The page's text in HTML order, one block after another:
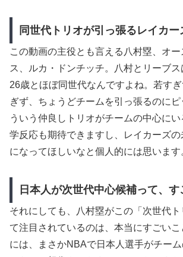
同世代トリオが引っ張るレイカー
この動画の主役とも言える八村塁、オ
ス、ルカ・ドンチッチ。八村とリーブ
26歳とほぼ同世代なんですよね。若す
ぎず、ちょうどチームを引っ張るのにピ
ういう仲良しトリオがチームの中心に
学反応も期待できますし、レイカーズ
になってほしいなと個人的には思います
日本人が次世代中心候補って、す
それにしても、八村塁がこの「次世代
て注目されているのは、本当にすごい
には、まさかNBAで日本人選手がチー